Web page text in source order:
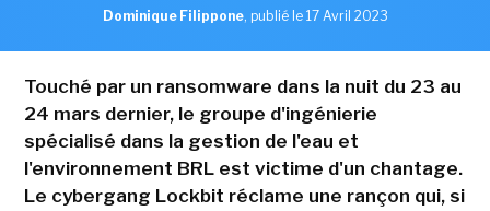
Dominique Filippone, publié le 17 Avril 2023
Touché par un ransomware dans la nuit du 23 au
24 mars dernier, le groupe d'ingénierie
spécialisé dans la gestion de l'eau et
l'environnement BRL est victime d'un chantage.
Le cybergang Lockbit réclame une rançon qui, si